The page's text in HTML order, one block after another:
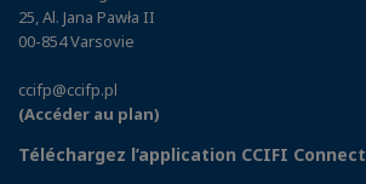
25, Al. Jana Pawła II
00-854 Varsovie
ccifp@ccifp.pl
(Accéder au plan)
Téléchargez l’application CCIFI Connect